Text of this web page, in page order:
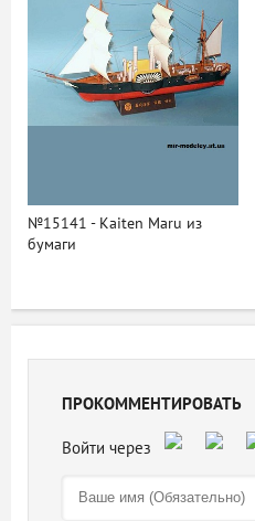
№15141 - Kaiten Maru из
бумаги
ПРОКОММЕНТИРОВАТЬ